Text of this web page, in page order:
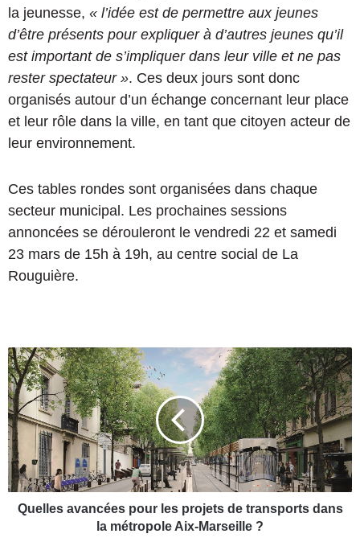
la jeunesse, « l’idée est de permettre aux jeunes
d’être présents pour expliquer à d’autres jeunes qu’il
est important de s’impliquer dans leur ville et ne pas
rester spectateur ». Ces deux jours sont donc
organisés autour d’un échange concernant leur place
et leur rôle dans la ville, en tant que citoyen acteur de
leur environnement.
Ces tables rondes sont organisées dans chaque
secteur municipal. Les prochaines sessions
annoncées se dérouleront le vendredi 22 et samedi
23 mars de 15h à 19h, au centre social de La
Rouguière.
Q
u
e
l
l
e
s
a
v
Quelles avancées pour les projets de transports dans
la métropole Aix-Marseille ?